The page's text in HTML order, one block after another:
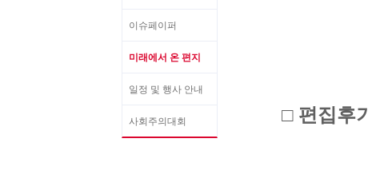
이슈페이퍼
미래에서 온 편지
일정 및 행사 안내
사회주의대회 □ 편집후